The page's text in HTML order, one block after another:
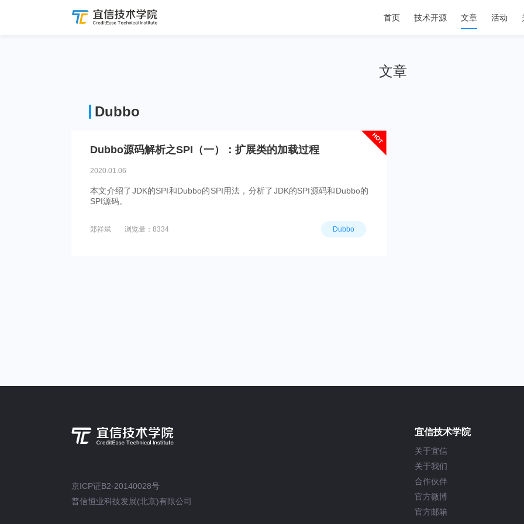
首页 技术开源 文章 活动
文章
Dubbo
Dubbo源码解析之SPI（一）：扩展类的加载过程
HOT
2020.01.06
本文介绍了JDK的SPI和Dubbo的SPI用法，分析了JDK的SPI源码和Dubbo的
SPI源码。
郑祥斌 浏览量：8334 Dubbo
宜信技术学院
关于宜信
关于我们
合作伙伴
官方微博
官方邮箱
京ICP证B2-20140028号
普信恒业科技发展(北京)有限公司